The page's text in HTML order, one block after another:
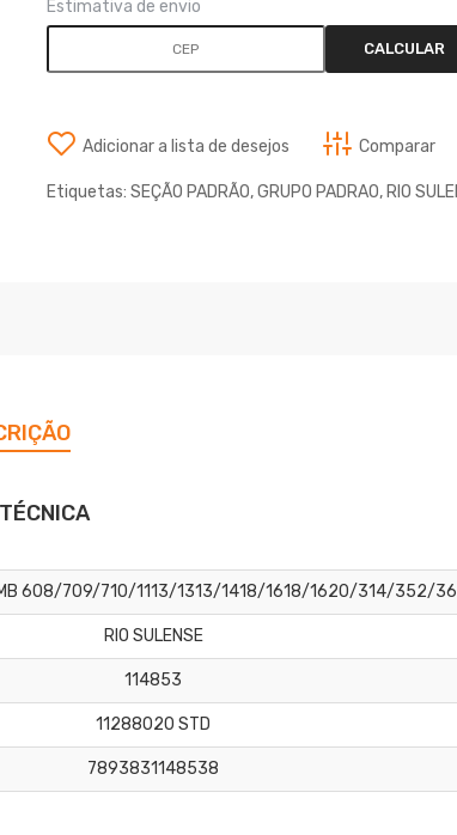
Estimativa de envio
CALCULAR
Adicionar a lista de desejos Comparar
Etiquetas: SEÇÃO PADRÃO,GRUPO PADRAO, RIO
MB 608/709/710/1113/1313/1418/1618/1620/314/352/
RIO SULENSE
114853
11288020 STD
7893831148538